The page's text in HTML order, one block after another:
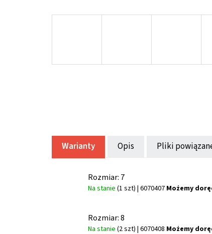
Warianty Opis Pliki
Rozmiar: 7
Na stanie (1 szt) | 6070407 Możemy
Rozmiar: 8
Na stanie (2 szt) | 6070408 Możemy